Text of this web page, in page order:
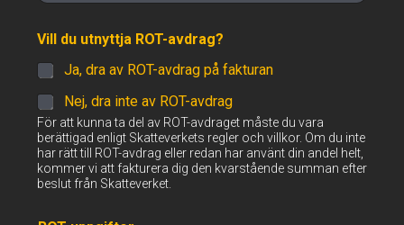
Vill du utnyttja ROT-avdrag?
Ja, dra av ROT-avdrag på fakturan
Nej, dra inte av ROT-avdrag
För att kunna ta del av ROT-avdraget måste du vara
berättigad enligt Skatteverkets regler och villkor. Om du inte
har rätt till ROT-avdrag eller redan har använt din andel helt,
kommer vi att fakturera dig den kvarstående summan efter
beslut från Skatteverket.